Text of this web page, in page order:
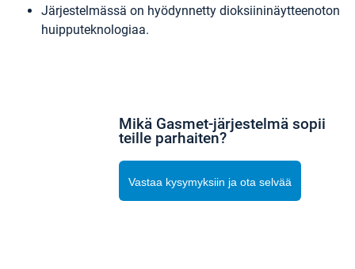
Järjestelmässä on hyödynnetty dioksiininäytteenoton
huipputeknologiaa.
Mikä Gasmet-järjestelmä sopii
teille parhaiten?
Vastaa kysymyksiin ja ota selvää